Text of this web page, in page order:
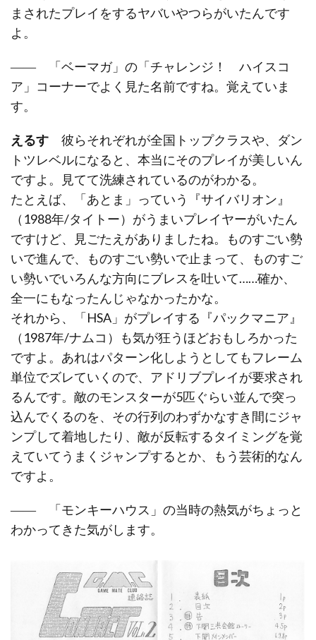
まされたプレイをするヤバいやつらがいたんです
よ。
―― 「ベーマガ」の「チャレンジ！ ハイスコ
ア」コーナーでよく見た名前ですね。覚えていま
す。
えるす 彼らそれぞれが全国トップクラスや、ダン
トツレベルになると、本当にそのプレイが美しいん
ですよ。見てて洗練されているのがわかる。
たとえば、「あとま」っていう『サイバリオン』
（1988年/タイトー）がうまいプレイヤーがいたん
ですけど、見ごたえがありましたね。ものすごい勢
いで進んで、ものすごい勢いで止まって、ものすご
い勢いでいろんな方向にブレスを吐いて……確か、
全一にもなったんじゃなかったかな。
それから、「HSA」がプレイする『パックマニア』
（1987年/ナムコ）も気が狂うほどおもしろかった
ですよ。あれはパターン化しようとしてもフレーム
単位でズレていくので、アドリブプレイが要求され
るんです。敵のモンスターが5匹ぐらい並んで突っ
込んでくるのを、その行列のわずかなすき間にジャ
ンプして着地したり、敵が反転するタイミングを覚
えていてうまくジャンプするとか、もう芸術的なん
ですよ。
―― 「モンキーハウス」の当時の熱気がちょっと
わかってきた気がします。